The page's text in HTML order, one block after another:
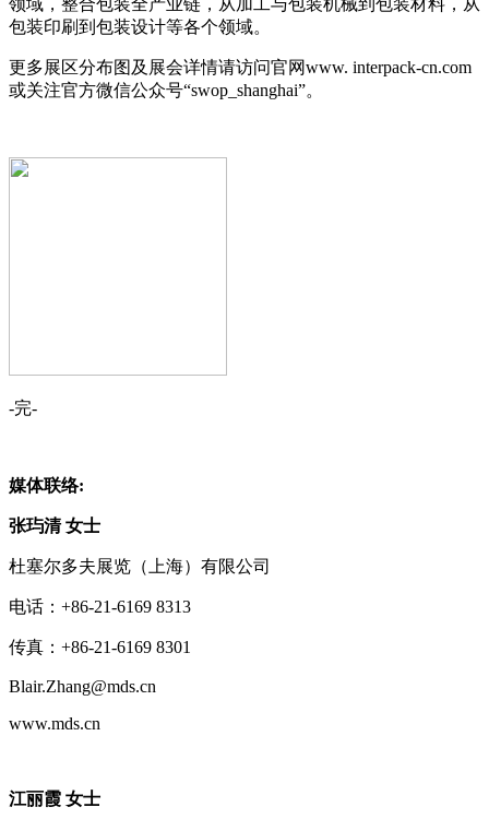
领域，整合包装全产业链，从加工与包装机械到包装材料，从
包装印刷到包装设计等各个领域。
更多展区分布图及展会详情请访问官网www. interpack-cn.com
或关注官方微信公众号“swop_shanghai”。
-完-
媒体联络:
张玙清 女士
杜塞尔多夫展览（上海）有限公司
电话：+86-21-6169 8313
传真：+86-21-6169 8301
Blair.Zhang@mds.cn
www.mds.cn
江丽霞 女士